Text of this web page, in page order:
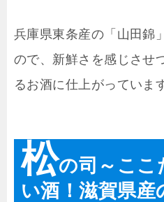
兵庫県東条産の「山田錦
ので、新鮮さを感じさせ
るお酒に仕上がっていま
松の司～ここ
い酒！滋賀県産